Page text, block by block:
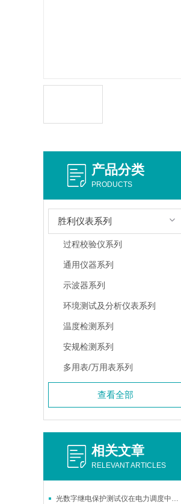
产品分类
PRODUCTS
胜利仪表系列
过程校验仪系列
通用仪器系列
示波器系列
环境测试及分析仪表系列
温度检测系列
安规检测系列
多用表/万用表系列
查看全部
相关文章
RELEVANT ARTICLES
光数字继电保护测试仪在电力调度中的重要作用